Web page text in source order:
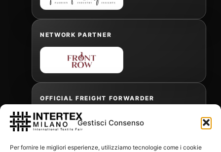
Gestisci Consenso
Per fornire le migliori esperienze, utilizziamo tecnologie come i cookie
NETWORK PARTNER
OFFICIAL FREIGHT FORWARDER